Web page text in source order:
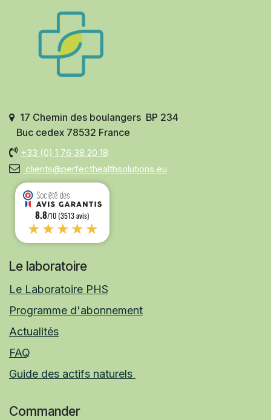
17 Chemin des boulangers BP 234
Buc cedex 78532 France
+33 (0) 1 76 38 20 18
clients@perfecthealthsolutions.eu
8.8/10 (3513 avis)
★★★★★
Le laboratoire
Le Laboratoire PHS
Programme d'abonnement
Actualités
FAQ
Guide des actifs naturels
Commander